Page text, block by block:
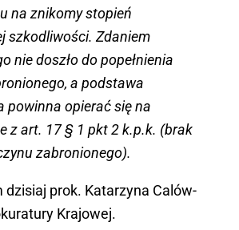
na znikomy stopień
szkodliwości. Zdaniem
nie doszło do popełnienia
a podstawa
powinna opierać się na
z art. 17 § 1 pkt 2 k.p.k. (brak
zabronionego).
dzisiaj prok. Katarzyna Calów-
Krajowej.